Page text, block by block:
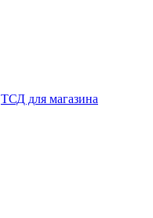
ТСД для магазина